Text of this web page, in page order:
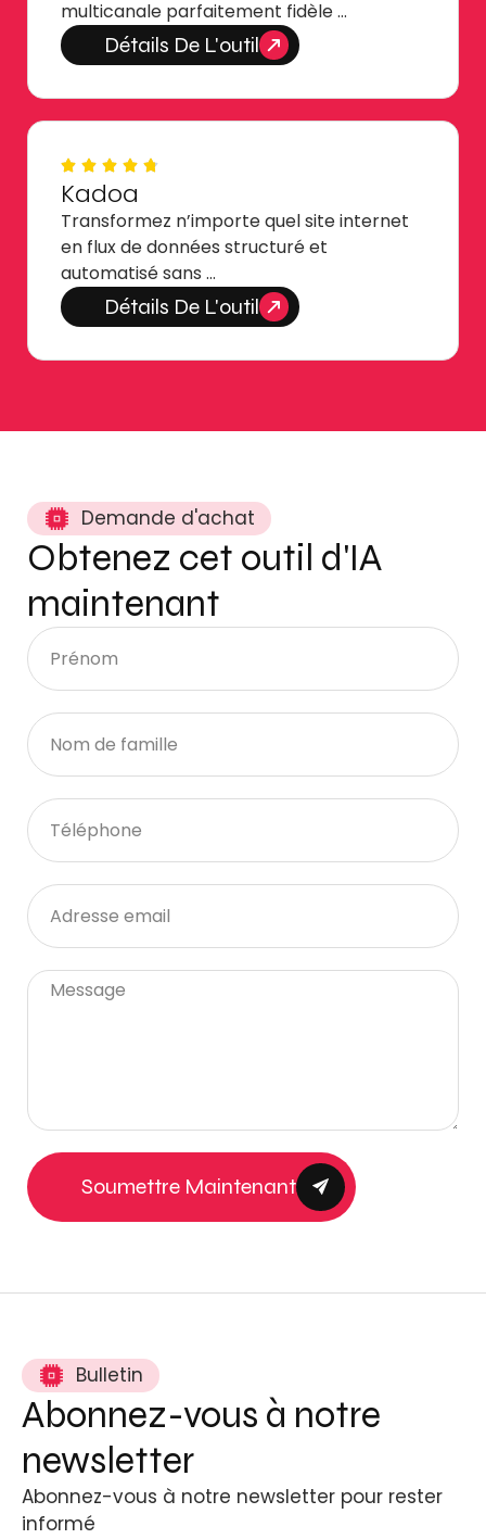
multicanale parfaitement fidèle …
Détails De L'outil
Kadoa
Transformez n’importe quel site internet
en flux de données structuré et
automatisé sans …
Détails De L'outil
Demande d'achat
Obtenez cet outil d'IA
maintenant
Soumettre Maintenant
Bulletin
Abonnez-vous à notre
newsletter
Abonnez-vous à notre newsletter pour rester
informé